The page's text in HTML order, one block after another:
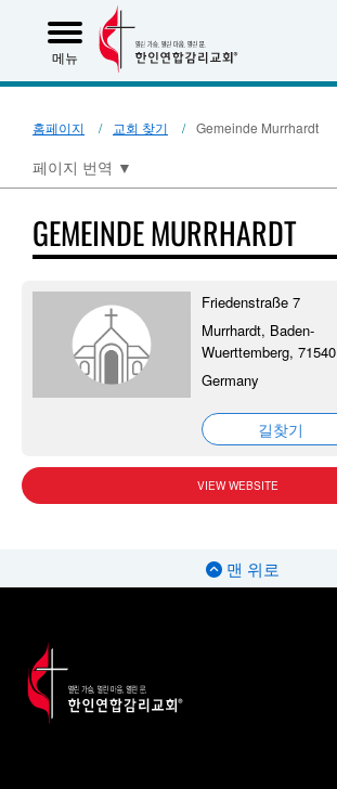
메뉴
홈페이지 교회 찾기 Gemeinde Murrhardt
페이지 번역 ▼
GEMEINDE MURRHARDT
Friedenstraße 7
Murrhardt, Baden-
Wuerttemberg, 71540
Germany
길찾기
VIEW WEBSITE
맨 위로